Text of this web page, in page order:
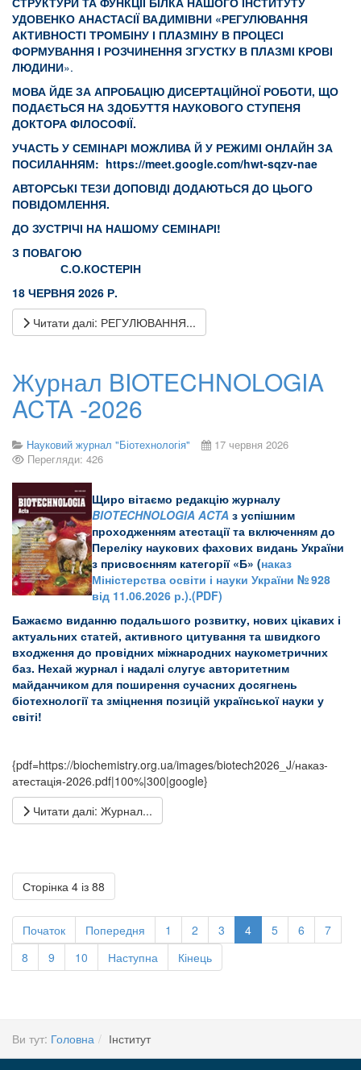
УДОВЕНКО АНАСТАСІЇ ВАДИМІВНИ «РЕГУЛЮВАННЯ
АКТИВНОСТІ ТРОМБІНУ І ПЛАЗМІНУ В ПРОЦЕСІ
ФОРМУВАННЯ І РОЗЧИНЕННЯ ЗГУСТКУ В ПЛАЗМІ КРОВІ
ЛЮДИНИ».
МОВА ЙДЕ ЗА АПРОБАЦІЮ ДИСЕРТАЦІЙНОЇ РОБОТИ, ЩО
ПОДАЄТЬСЯ НА ЗДОБУТТЯ НАУКОВОГО СТУПЕНЯ
ДОКТОРА ФІЛОСОФІЇ.
УЧАСТЬ У СЕМІНАРІ МОЖЛИВА Й У РЕЖИМІ ОНЛАЙН ЗА
ПОСИЛАННЯМ: https://meet.google.com/hwt-sqzv-nae
АВТОРСЬКІ ТЕЗИ ДОПОВІДІ ДОДАЮТЬСЯ ДО ЦЬОГО
ПОВІДОМЛЕННЯ.
ДО ЗУСТРІЧІ НА НАШОМУ СЕМІНАРІ!
З ПОВАГОЮ
С.О.КОСТЕРІН
18 ЧЕРВНЯ 2026 Р.
Читати далі: РЕГУЛЮВАННЯ...
Журнал BIOTECHNOLOGIA
ACTA -2026
Науковий журнал "Біотехнологія"
17 червня 2026
Перегляди: 426
Щиро вітаємо редакцію журналу
BIOTECHNOLOGIA ACTA з успішним
проходженням атестації та включенням до
Переліку наукових фахових видань України
з присвоєнням категорії «Б» (наказ
Міністерства освіти і науки України № 928
від 11.06.2026 р.).(PDF)
Бажаємо виданню подальшого розвитку, нових цікавих і
актуальних статей, активного цитування та швидкого
входження до провідних міжнародних наукометричних
баз. Нехай журнал і надалі слугує авторитетним
майданчиком для поширення сучасних досягнень
біотехнології та зміцнення позицій української науки у
світі!
{pdf=https://biochemistry.org.ua/images/biotech2026_J/наказ-
атестація-2026.pdf|100%|300|google}
Читати далі: Журнал...
Сторінка 4 із 88
Початок Попередня 1 2 3 4 5 6
7
8
9 10 Наступна Кінець
Ви тут: Головна Інститут